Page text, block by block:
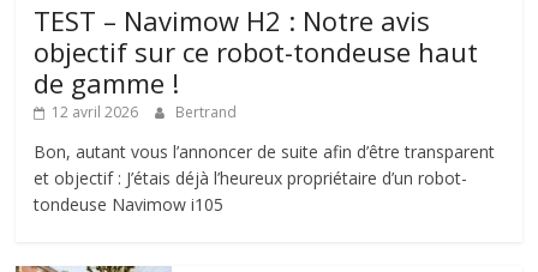
TEST – Navimow H2 : Notre avis
objectif sur ce robot-tondeuse haut
de gamme !
12 avril 2026 Bertrand
Bon, autant vous l’annoncer de suite afin d’être transparent
et objectif : J’étais déjà l’heureux propriétaire d’un robot-
tondeuse Navimow i105